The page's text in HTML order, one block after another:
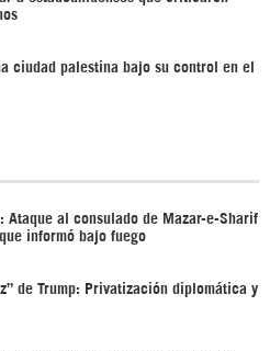
ciudad palestina bajo su control en el
Ataque al consulado de Mazar-e-Sharif
informó bajo fuego
de Trump: Privatización diplomática y